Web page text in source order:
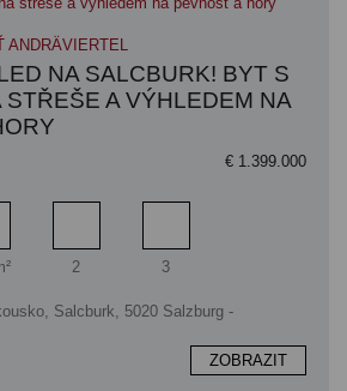
ANDRÄVIERTEL
NA SALCBURK! BYT S
A VÝHLEDEM NA
€ 1.399.000
prostorKoupelna
2
Ložnice
3
Salcburk, 5020 Salzburg -
ZOBRAZIT